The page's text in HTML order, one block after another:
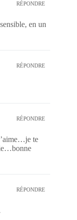
RÉPONDRE
en un
RÉPONDRE
RÉPONDRE
te
RÉPONDRE